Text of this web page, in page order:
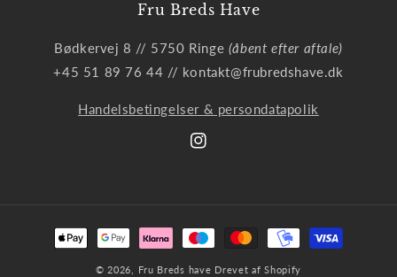
Fru Breds Have
Bødkervej 8 // 5750 Ringe (åbent efter aftale)
+45 51 89 76 44 // kontakt@frubredshave.dk
Handelsbetingelser & persondatapolik
Instagram
Betalingsmetoder
© 2026, Fru Breds have Drevet af Shopify